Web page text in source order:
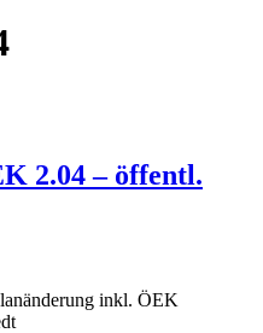
2.04 – öffentl.
inkl. ÖEK